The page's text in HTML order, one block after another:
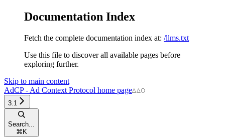
Documentation Index
Fetch the complete documentation index at: /llms.txt
Use this file to discover all available pages before
exploring further.
Skip to main content
AdCP - Ad Context Protocol home page
3.1
Search...
⌘ K